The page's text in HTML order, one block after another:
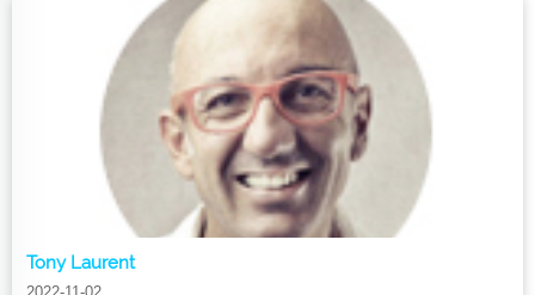
Tony Laurent